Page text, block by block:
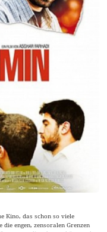
Kino, das schon so viele
engen, zensoralen Grenzen